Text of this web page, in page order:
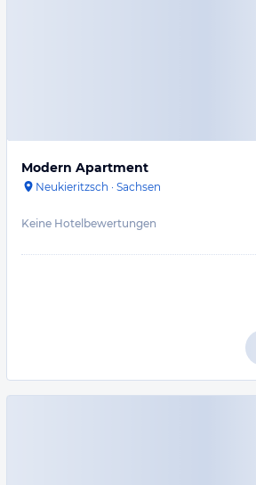
Modern Apartment
Neukieritzsch · Sachsen
Keine Hotelbewertungen